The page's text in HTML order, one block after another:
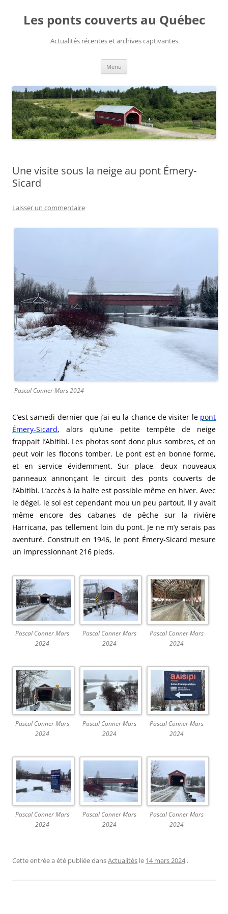
contenu
Les ponts couverts au Québec
Actualités récentes et archives captivantes
Menu
Une visite sous la neige au pont Émery-
Sicard
Laisser un commentaire
Pascal Conner Mars 2024
C’est samedi dernier que j’ai eu la chance de visiter le pont
Émery-Sicard, alors qu’une petite tempête de neige
frappait l’Abitibi. Les photos sont donc plus sombres, et on
peut voir les flocons tomber. Le pont est en bonne forme,
et en service évidemment. Sur place, deux nouveaux
panneaux annonçant le circuit des ponts couverts de
l’Abitibi. L’accès à la halte est possible même en hiver. Avec
le dégel, le sol est cependant mou un peu partout. Il y avait
même encore des cabanes de pêche sur la rivière
Harricana, pas tellement loin du pont. Je ne m’y serais pas
aventuré. Construit en 1946, le pont Émery-Sicard mesure
un impressionnant 216 pieds.
Pascal Conner Mars
2024
Pascal Conner Mars
2024
Pascal Conner Mars
2024
Pascal Conner Mars
2024
Pascal Conner Mars
2024
Pascal Conner Mars
2024
Pascal Conner Mars
2024
Pascal Conner Mars
2024
Pascal Conner Mars
2024
Cette entrée a été publiée dansActualités le 14 mars 2024 .